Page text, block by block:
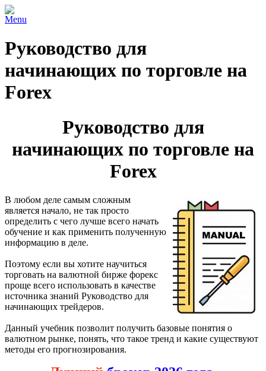
Menu
Руководство для
начинающих по торговле на
Forex
Руководство для
начинающих по торговле на
Forex
В любом деле самым сложным
является начало, не так просто
определить с чего лучше всего начать
обучение и как применить полученную
информацию в деле.
Поэтому если вы хотите научиться
торговать на валютной бирже форекс
проще всего использовать в качестве
источника знаний Руководство для
начинающих трейдеров.
Данный учебник позволит получить базовые понятия о
валютном рынке, понять, что такое тренд и какие существуют
методы его прогнозирования.